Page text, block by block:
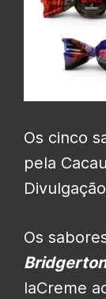
Os cinco
pela
Os
Bridgerton
laCreme